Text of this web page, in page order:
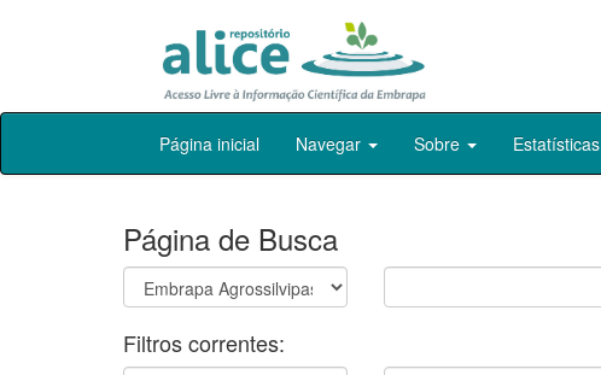
Skip
Página inicial Navegar Sobre Estatísticas
Página de Busca
Filtros correntes: